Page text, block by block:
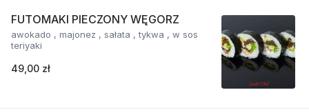
FUTOMAKI PIECZONY WĘGORZ
awokado , majonez , sałata , tykwa , w sos
teriyaki
49,00 zł